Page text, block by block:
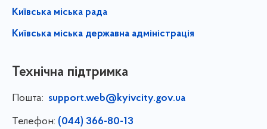
Київська міська рада
Київська міська державна адміністрація
Технічна підтримка
Пошта: support.web@kyivcity.gov.ua
Телефон: (044) 366-80-13